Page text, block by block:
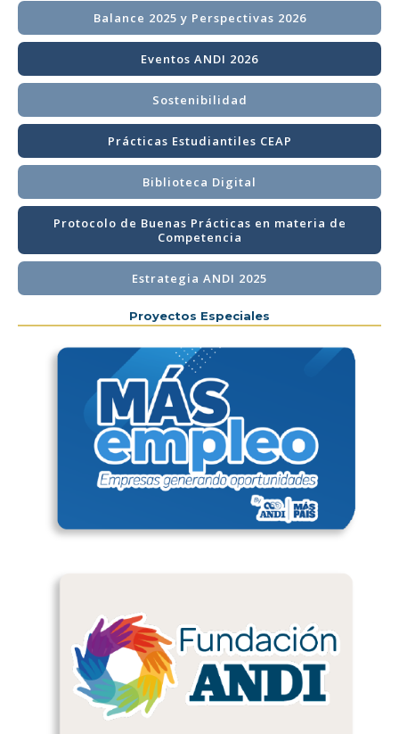
Balance 2025 y Perspectivas 2026
Eventos ANDI 2026
Sostenibilidad
Prácticas Estudiantiles CEAP
Biblioteca Digital
Protocolo de Buenas Prácticas en materia de
Competencia
Estrategia ANDI 2025
Proyectos Especiales